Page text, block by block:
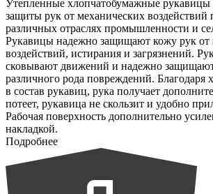
Утепленные хлопчатобумажные рукавицы
защиты рук от механических воздействий
различных отраслях промышленности и
Рукавицы надежно защищают кожу рук от
воздействий, истирания и загрязнений.
сковывают движений и надежно
различного рода повреждений. Благодаря
в состав рукавиц, рука получает
потеет, рукавица не скользит и удобно
Рабочая поверхность дополнительно
накладкой.
Подробнее